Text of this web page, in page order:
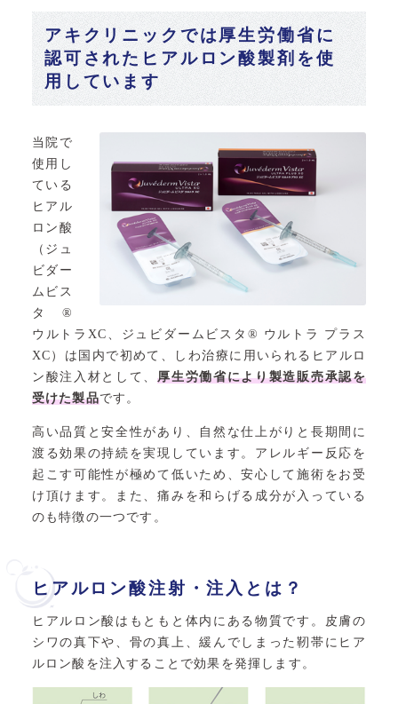
アキクリニックでは厚生労働省に
認可されたヒアルロン酸製剤を使
用しています
当院で
使用し
ている
ヒアル
ロン酸
（ジュ
ビダー
ムビス
タ®
ウルトラXC、ジュビダームビスタ® ウルトラ プラス
XC）は国内で初めて、しわ治療に用いられるヒアルロ
ン酸注入材として、厚生労働省により製造販売承認を
受けた製品です。
高い品質と安全性があり、自然な仕上がりと長期間に
渡る効果の持続を実現しています。アレルギー反応を
起こす可能性が極めて低いため、安心して施術をお受
け頂けます。また、痛みを和らげる成分が入っている
のも特徴の一つです。
ヒアルロン酸注射・注入とは？
ヒアルロン酸はもともと体内にある物質です。皮膚の
シワの真下や、骨の真上、緩んでしまった靭帯にヒア
ルロン酸を注入することで効果を発揮します。